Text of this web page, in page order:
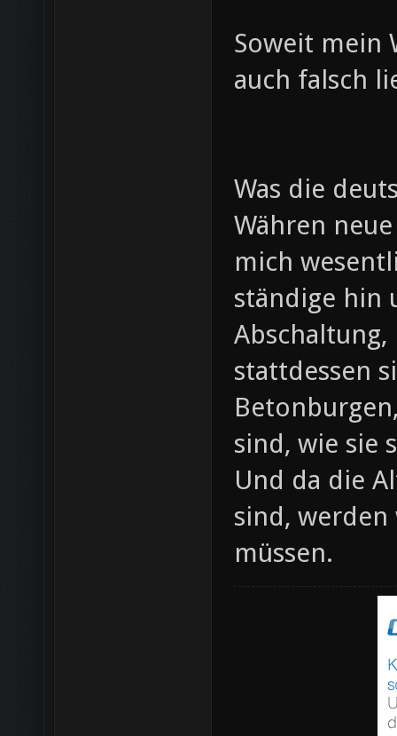
Soweit mein
auch falsch
Was die
Währen
mich
ständige hin
stattdessen
sind, wie sie
Und da die
sind,
müssen.